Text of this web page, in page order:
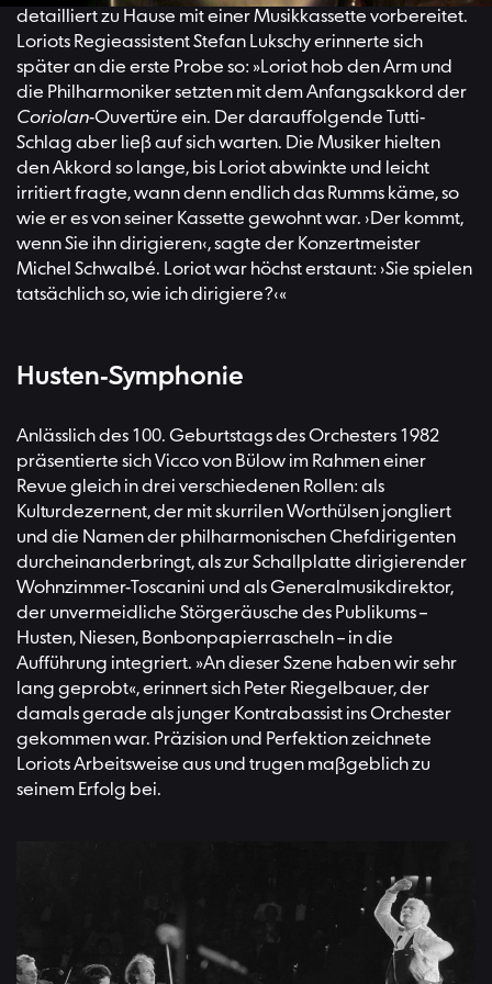
detailliert zu Hause mit einer Musikkassette vorbereitet.
Loriots Regieassistent Stefan Lukschy erinnerte sich
später an die erste Probe so: »Loriot hob den Arm und
die Philharmoniker setzten mit dem Anfangsakkord der
Coriolan-Ouvertüre ein. Der darauffolgende Tutti-
Schlag aber ließ auf sich warten. Die Musiker hielten
den Akkord so lange, bis Loriot abwinkte und leicht
irritiert fragte, wann denn endlich das Rumms käme, so
wie er es von seiner Kassette gewohnt war. ›Der kommt,
wenn Sie ihn dirigieren‹, sagte der Konzertmeister
Michel Schwalbé. Loriot war höchst erstaunt: ›Sie spielen
tatsächlich so, wie ich dirigiere?‹«
Husten-Symphonie
Anlässlich des 100. Geburtstags des Orchesters 1982
präsentierte sich Vicco von Bülow im Rahmen einer
Revue gleich in drei verschiedenen Rollen: als
Kulturdezernent, der mit skurrilen Worthülsen jongliert
und die Namen der philharmonischen Chefdirigenten
durcheinanderbringt, als zur Schallplatte dirigierender
Wohnzimmer-Toscanini und als Generalmusikdirektor,
der unvermeidliche Störgeräusche des Publikums –
Husten, Niesen, Bonbonpapierrascheln – in die
Aufführung integriert. »An dieser Szene haben wir sehr
lang geprobt«, erinnert sich Peter Riegelbauer, der
damals gerade als junger Kontrabassist ins Orchester
gekommen war. Präzision und Perfektion zeichnete
Loriots Arbeitsweise aus und trugen maßgeblich zu
seinem Erfolg bei.